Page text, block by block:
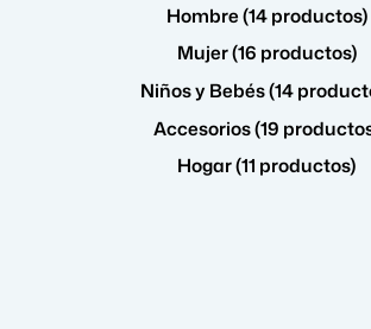
Hombre (14 productos)
Mujer (16 productos)
Niños y Bebés (14
Accesorios (19
Hogar (11 productos)